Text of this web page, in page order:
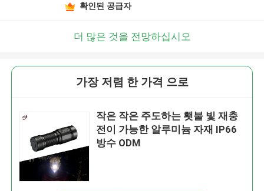
확인된 공급자
더 많은 것을 전망하십시오
가장 저렴 한 가격 으로
작은 작은 주도하는 횃불 빛 재충
전이 가능한 알루미늄 자재 IP66
방수 ODM